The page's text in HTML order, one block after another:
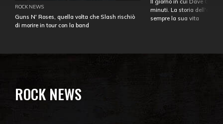
ROCK NEWS
Guns N' Roses, quella volta che Slash rischiò
di morire in tour con la band
minuti. La storia
sempre la sua vita
ROCK NEWS